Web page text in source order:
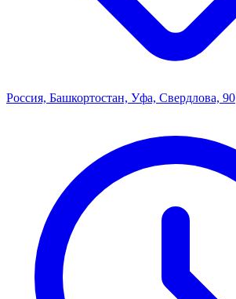
Россия, Башкортостан, Уфа, Свердлова, 90